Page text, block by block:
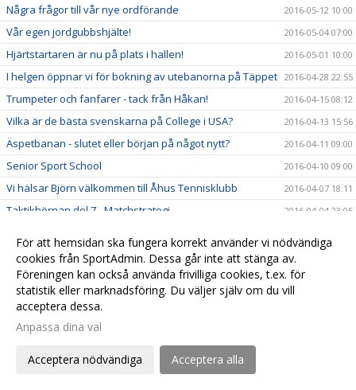
Några frågor till vår nye ordförande 2016-05-12 10:00
Vår egen jordgubbshjälte! 2016-05-04 07:00
Hjärtstartaren är nu på plats i hallen! 2016-05-01 10:00
I helgen öppnar vi för bokning av utebanorna på Täppet 2016-04-28 22:55
Trumpeter och fanfarer - tack från Håkan! 2016-04-15 08:12
Vilka är de bästa svenskarna på College i USA? 2016-04-13 15:56
Äspetbanan - slutet eller början på något nytt? 2016-04-11 09:00
Senior Sport School 2016-04-10 09:00
Vi hälsar Björn välkommen till Åhus Tennisklubb 2016-04-07 18:11
Taktikhörnan del 7 - Matchstrategi 2016-04-04 23:05
Ordförande med hjärtat som klappar för klubben 2016-03-23 16:00
Rapport från Årsmötet 2016-03-13 19:07
Information inför årsmötet på söndag 13:e mars kl 16.00
En hjärtefråga för dig?
Taktikhörnan del 6 - Tips i dubbel
Höstens succé tillbaka - anmäl dig till förälder-barn
För att hemsidan ska fungera korrekt använder vi nödvändiga
cookies från SportAdmin. Dessa går inte att stänga av.
Föreningen kan också använda frivilliga cookies, t.ex. för
statistik eller marknadsföring. Du väljer själv om du vill
acceptera dessa.
Anpassa dina val
Acceptera nödvändiga Acceptera alla